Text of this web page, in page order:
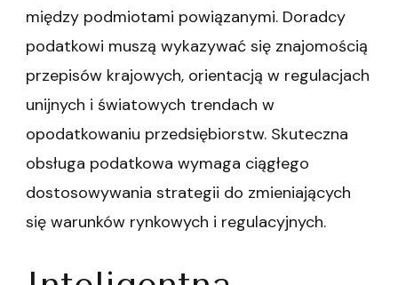
między podmiotami powiązanymi. Doradcy
podatkowi muszą wykazywać się znajomością
przepisów krajowych, orientacją w regulacjach
unijnych i światowych trendach w
opodatkowaniu przedsiębiorstw. Skuteczna
obsługa podatkowa wymaga ciągłego
dostosowywania strategii do zmieniających
się warunków rynkowych i regulacyjnych.